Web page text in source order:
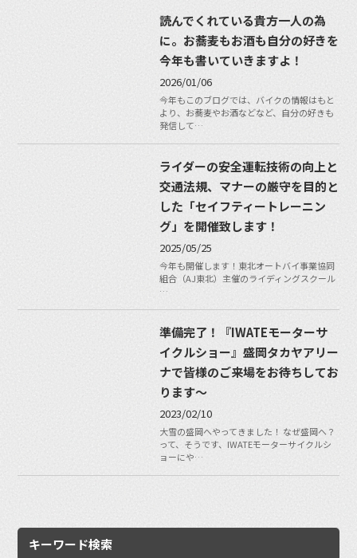
読んでくれている貴方一人の為
に。お蕎麦もお酒も自分の好きを
今年も書いていきますよ！
2026/01/06
今年もこのブログでは、バイクの情報はもと
より、お蕎麦やお酒などなど、自分の好きも
発信して…
ライダーの安全運転技術の向上と
交通法規、マナーの厳守を目的と
した「セイフティートレーニン
グ」を開催致します！
2025/05/25
今年も開催します！東北オートバイ事業協同
組合（AJ東北）主催のライディングスクール
…
準備完了！『IWATEモーターサ
イクルショー』盛岡タカヤアリー
ナで皆様のご来場をお待ちしてお
ります〜
2023/02/10
大雪の盛岡へやってきました！ なぜ盛岡へ？
って、そうです、IWATEモーターサイクルシ
ョーにや…
キーワード検索